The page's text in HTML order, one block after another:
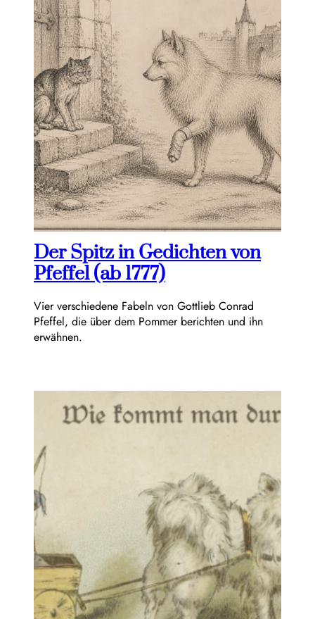
Der Spitz in Gedichten von
Pfeffel (ab 1777)
Vier verschiedene Fabeln von Gottlieb Conrad
Pfeffel, die über dem Pommer berichten und ihn
erwähnen.